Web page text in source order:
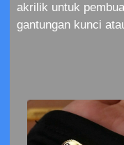
akrilik untuk
gantungan kunci